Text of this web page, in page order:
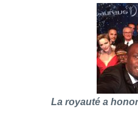
La royauté a